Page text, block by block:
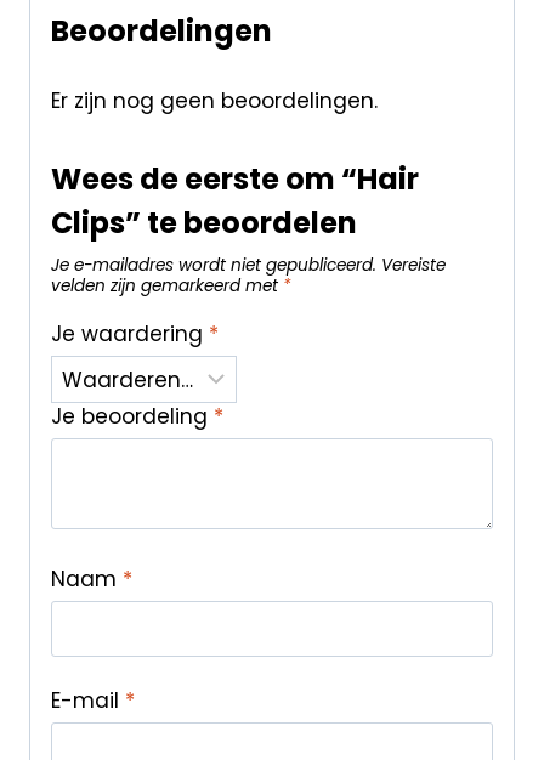
Beoordelingen
Er zijn nog geen beoordelingen.
Wees de eerste om “Hair
Clips” te beoordelen
Je e-mailadres wordt niet gepubliceerd. Vereiste
velden zijn gemarkeerd met *
Je waardering *
Je beoordeling *
Naam *
E-mail *